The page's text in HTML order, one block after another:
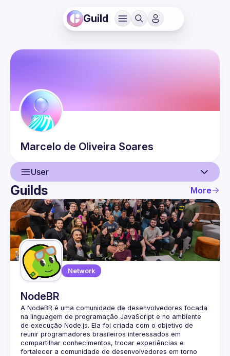
Guild
Marcelo de Oliveira Soares
User
User
Events
Guilds
Guilds More
Network
NodeBR
A NodeBR é uma comunidade de desenvolvedores focada
na linguagem de programação JavaScript e no ambiente
de execução Node.js. Ela foi criada com o objetivo de
reunir programadores brasileiros interessados em
compartilhar conhecimentos, trocar experiências e
fortalecer a comunidade de desenvolvedores em torno